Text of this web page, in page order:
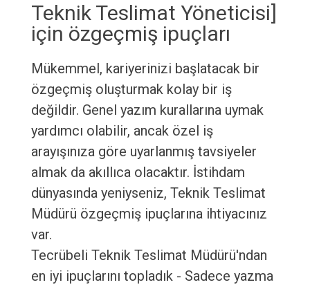
Teknik Teslimat Yöneticisi]
için özgeçmiş ipuçları
Mükemmel, kariyerinizi başlatacak bir
özgeçmiş oluşturmak kolay bir iş
değildir. Genel yazım kurallarına uymak
yardımcı olabilir, ancak özel iş
arayışınıza göre uyarlanmış tavsiyeler
almak da akıllıca olacaktır. İstihdam
dünyasında yeniyseniz, Teknik Teslimat
Müdürü özgeçmiş ipuçlarına ihtiyacınız
var.
Tecrübeli Teknik Teslimat Müdürü'ndan
en iyi ipuçlarını topladık - Sadece yazma